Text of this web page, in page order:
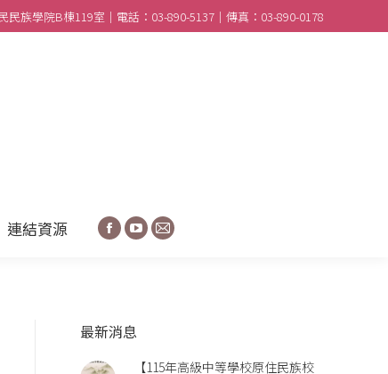
民族學院B棟119室｜電話：03-890-5137｜傳真：03-890-0178
連結資源 Facebook
YouTube
Mail
最新消息
【115年高級中等學校原住民族校
學校 分享園地 連結資源